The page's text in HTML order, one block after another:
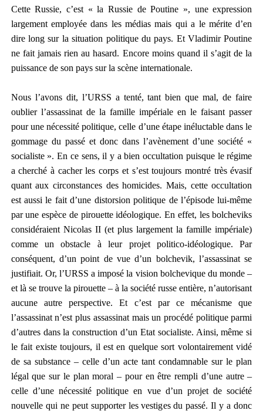
Cette Russie, c’est « la Russie de Poutine », une expression
largement employée dans les médias mais qui a le mérite d’en
dire long sur la situation politique du pays. Et Vladimir Poutine
ne fait jamais rien au hasard. Encore moins quand il s’agit de la
puissance de son pays sur la scène internationale.
Nous l’avons dit, l’URSS a tenté, tant bien que mal, de faire
oublier l’assassinat de la famille impériale en le faisant passer
pour une nécessité politique, celle d’une étape inéluctable dans le
gommage du passé et donc dans l’avènement d’une société «
socialiste ». En ce sens, il y a bien occultation puisque le régime
a cherché à cacher les corps et s’est toujours montré très évasif
quant aux circonstances des homicides. Mais, cette occultation
est aussi le fait d’une distorsion politique de l’épisode lui-même
par une espèce de pirouette idéologique. En effet, les bolcheviks
considéraient Nicolas II (et plus largement la famille impériale)
comme un obstacle à leur projet politico-idéologique. Par
conséquent, d’un point de vue d’un bolchevik, l’assassinat se
justifiait. Or, l’URSS a imposé la vision bolchevique du monde –
et là se trouve la pirouette – à la société russe entière, n’autorisant
aucune autre perspective. Et c’est par ce mécanisme que
l’assassinat n’est plus assassinat mais un procédé politique parmi
d’autres dans la construction d’un Etat socialiste. Ainsi, même si
le fait existe toujours, il est en quelque sort volontairement vidé
de sa substance – celle d’un acte tant condamnable sur le plan
légal que sur le plan moral – pour en être rempli d’une autre –
celle d’une nécessité politique en vue d’un projet de société
nouvelle qui ne peut supporter les vestiges du passé. Il y a donc